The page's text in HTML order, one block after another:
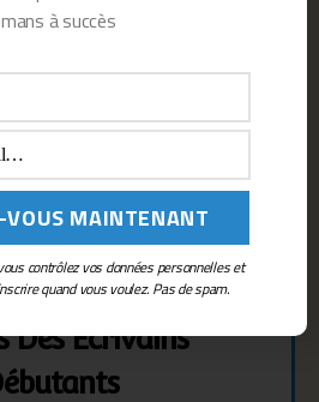
X
Vous Pour
Le Guide Des 7
Des Écrivains
à succès
contrôlez vos données personnelles et
quand vous voulez. Pas de spam.